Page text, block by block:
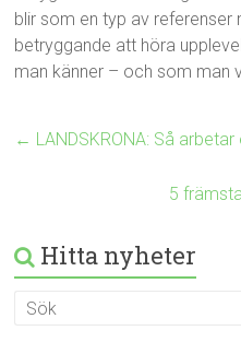
blir som en typ av referenser
betryggande att höra
man känner – och som man
← LANDSKRONA: Så
5
Hitta nyheter